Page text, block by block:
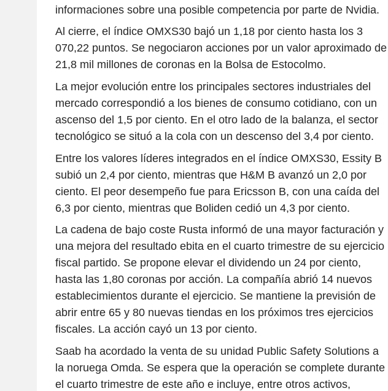
informaciones sobre una posible competencia por parte de Nvidia.
Al cierre, el índice OMXS30 bajó un 1,18 por ciento hasta los 3
070,22 puntos. Se negociaron acciones por un valor aproximado de
21,8 mil millones de coronas en la Bolsa de Estocolmo.
La mejor evolución entre los principales sectores industriales del
mercado correspondió a los bienes de consumo cotidiano, con un
ascenso del 1,5 por ciento. En el otro lado de la balanza, el sector
tecnológico se situó a la cola con un descenso del 3,4 por ciento.
Entre los valores líderes integrados en el índice OMXS30, Essity B
subió un 2,4 por ciento, mientras que H&M B avanzó un 2,0 por
ciento. El peor desempeño fue para Ericsson B, con una caída del
6,3 por ciento, mientras que Boliden cedió un 4,3 por ciento.
La cadena de bajo coste Rusta informó de una mayor facturación y
una mejora del resultado ebita en el cuarto trimestre de su ejercicio
fiscal partido. Se propone elevar el dividendo un 24 por ciento,
hasta las 1,80 coronas por acción. La compañía abrió 14 nuevos
establecimientos durante el ejercicio. Se mantiene la previsión de
abrir entre 65 y 80 nuevas tiendas en los próximos tres ejercicios
fiscales. La acción cayó un 13 por ciento.
Saab ha acordado la venta de su unidad Public Safety Solutions a
la noruega Omda. Se espera que la operación se complete durante
el cuarto trimestre de este año e incluye, entre otros activos,